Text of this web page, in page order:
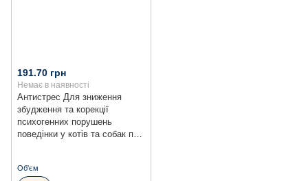
Антистрес Для зниження
збудження та корекції
психогенних порушень
поведінки у котів та собак при
191.70 грн
Немає в наявності
Об'єм